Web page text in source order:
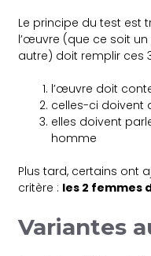
Le principe du test est
l’œuvre (que ce soit un
autre) doit remplir ces
l’œuvre doit
celles-ci doivent
elles doivent
homme
Plus tard, certains ont
critère : les 2 femmes
Variantes